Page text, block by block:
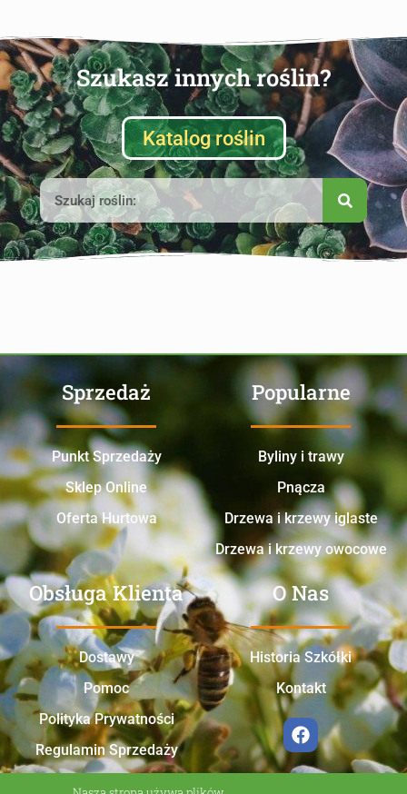
Szukasz innych roślin?
Katalog roślin
Sprzedaż
Punkt Sprzedaży
Sklep Online
Oferta Hurtowa
Popularne
Byliny i trawy
Pnącza
Drzewa i krzewy iglaste
Drzewa i krzewy owocowe
Obsługa Klienta
Dostawy
Pomoc
Polityka Prywatności
Regulamin Sprzedaży
O Nas
Historia Szkółki
Kontakt